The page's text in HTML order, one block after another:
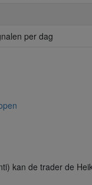
per dag
kan de trader de